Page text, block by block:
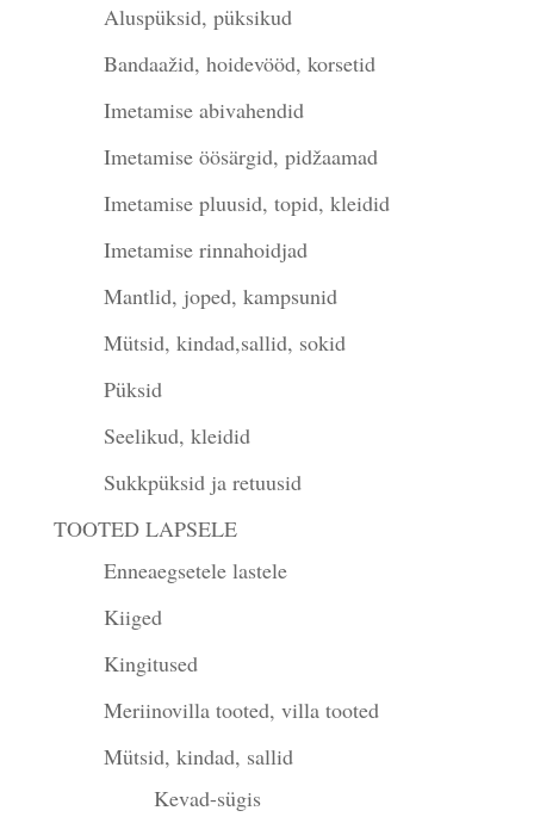
Aluspüksid, püksikud
Bandaažid, hoidevööd, korsetid
Imetamise abivahendid
Imetamise öösärgid, pidžaamad
Imetamise pluusid, topid, kleidid
Imetamise rinnahoidjad
Mantlid, joped, kampsunid
Mütsid, kindad,sallid, sokid
Püksid
Seelikud, kleidid
Sukkpüksid ja retuusid
TOOTED LAPSELE
Enneaegsetele lastele
Kiiged
Kingitused
Meriinovilla tooted, villa tooted
Mütsid, kindad, sallid
Kevad-sügis